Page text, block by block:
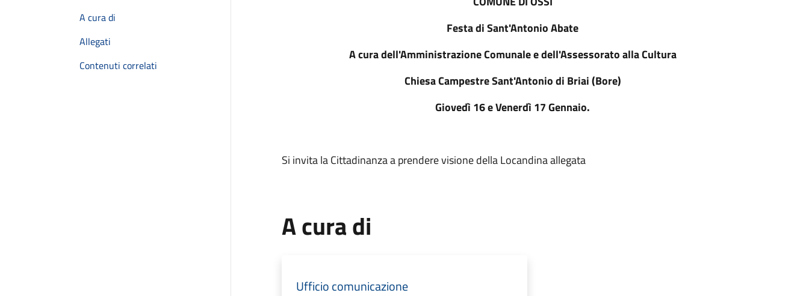
A cura di
Allegati
Contenuti correlati
Festa di Sant'Antonio Abate
A cura dell'Amministrazione Comunale e dell'Assessorato alla Cultura
Chiesa Campestre Sant'Antonio di Briai (Bore)
Giovedì 16 e Venerdì 17 Gennaio.
Si invita la Cittadinanza a prendere visione della Locandina allegata
A cura di
Ufficio comunicazione